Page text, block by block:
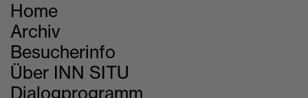
Home
Archiv
Besucherinfo
Über INN SITU
Dialogprogramm